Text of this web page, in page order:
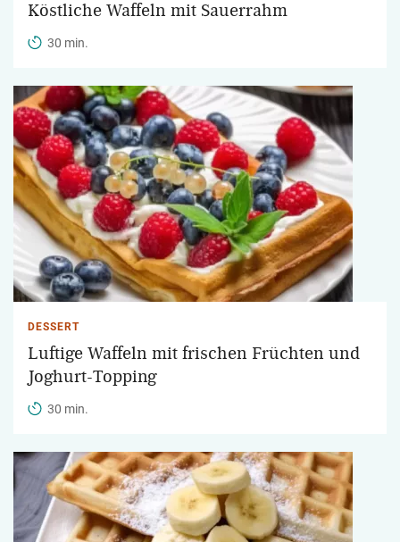
Köstliche Waffeln mit Sauerrahm
30 min.
DESSERT
Luftige Waffeln mit frischen Früchten und
Joghurt-Topping
30 min.